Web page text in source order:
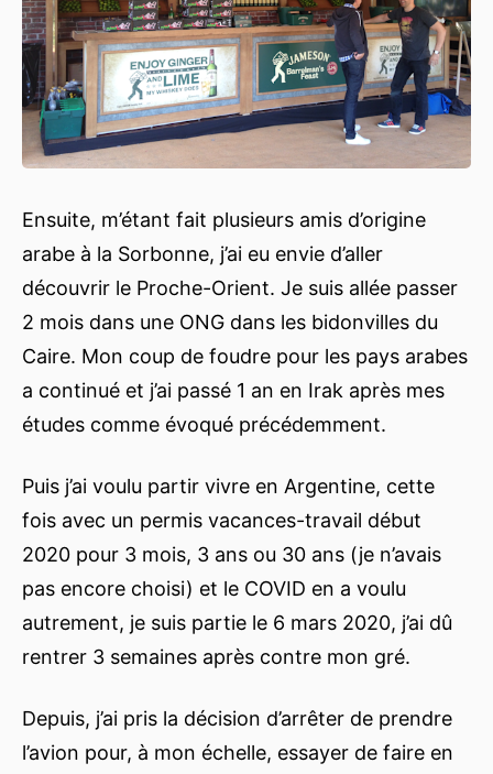
Ensuite, m’étant fait plusieurs amis d’origine
arabe à la Sorbonne, j’ai eu envie d’aller
découvrir le Proche-Orient. Je suis allée passer
2 mois dans une ONG dans les bidonvilles du
Caire. Mon coup de foudre pour les pays arabes
a continué et j’ai passé 1 an en Irak après mes
études comme évoqué précédemment.
Puis j’ai voulu partir vivre en Argentine, cette
fois avec un permis vacances-travail début
2020 pour 3 mois, 3 ans ou 30 ans (je n’avais
pas encore choisi) et le COVID en a voulu
autrement, je suis partie le 6 mars 2020, j’ai dû
rentrer 3 semaines après contre mon gré.
Depuis, j’ai pris la décision d’arrêter de prendre
l’avion pour, à mon échelle, essayer de faire en